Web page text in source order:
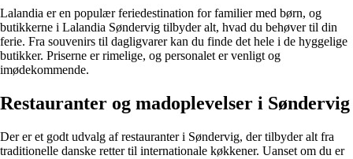
Lalandia er en populær feriedestination for familier med børn, og
butikkerne i Lalandia Søndervig tilbyder alt, hvad du behøver til din
ferie. Fra souvenirs til dagligvarer kan du finde det hele i de hyggelige
butikker. Priserne er rimelige, og personalet er venligt og
imødekommende.
Restauranter og madoplevelser i Søndervig
Der er et godt udvalg af restauranter i Søndervig, der tilbyder alt fra
traditionelle danske retter til internationale køkkener. Uanset om du er